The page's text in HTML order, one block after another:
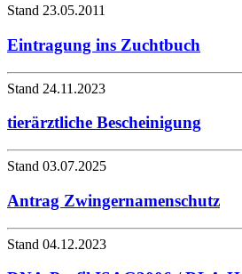
Stand 23.05.2011
Eintragung ins Zuchtbuch
Stand 24.11.2023
tierärztliche Bescheinigung
Stand 03.07.2025
Antrag Zwingernamenschutz
Stand 04.12.2023